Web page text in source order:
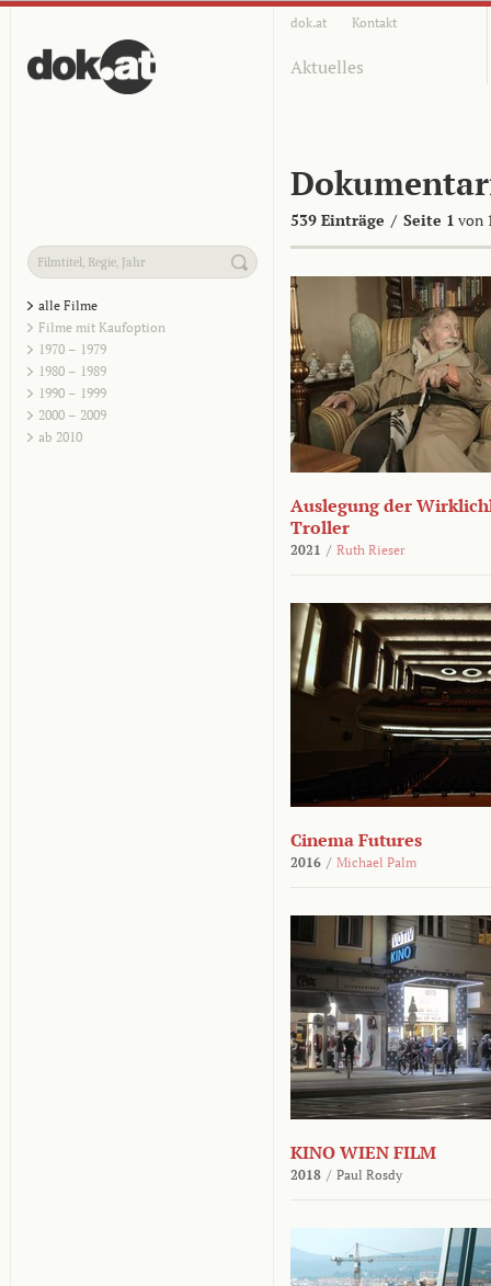
dok.at Kontakt
Aktuelles
539 Einträge / Seite 1 von
alle Filme
Filme mit Kaufoption
1970 – 1979
1980 – 1989
1990 – 1999
2000 – 2009
ab 2010
Auslegung der
Troller
2021 / Ruth Rieser
Cinema Futures
2016 / Michael Palm
KINO WIEN FILM
2018 / Paul Rosdy